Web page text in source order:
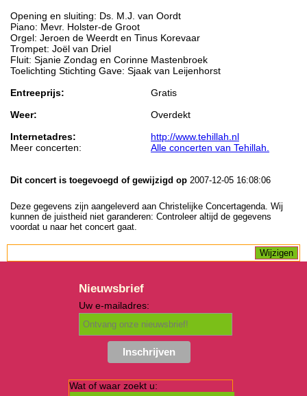
Opening en sluiting: Ds. M.J. van Oordt
Piano: Mevr. Holster-de Groot
Orgel: Jeroen de Weerdt en Tinus Korevaar
Trompet: Joël van Driel
Fluit: Sjanie Zondag en Corinne Mastenbroek
Toelichting Stichting Gave: Sjaak van Leijenhorst
Entreeprijs:
Gratis
Weer:
Overdekt
Internetadres:
http://www.tehillah.nl
Meer concerten:
Alle concerten van Tehillah.
Dit concert is toegevoegd of gewijzigd op 2007-12-05 16:08:06
Deze gegevens zijn aangeleverd aan Christelijke Concertagenda. Wij
kunnen de juistheid niet garanderen: Controleer altijd de gegevens
voordat u naar het concert gaat.
Nieuwsbrief
Uw e-mailadres:
Wat of waar zoekt u: